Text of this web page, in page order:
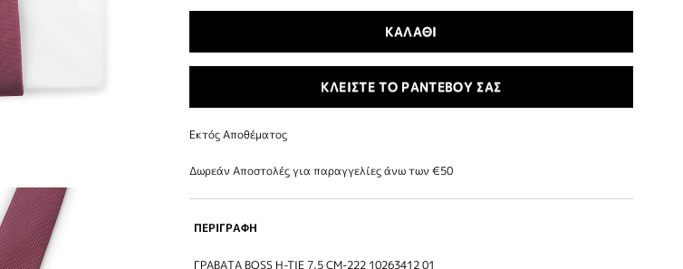
ΚΑΛΑΘΙ
ΚΛΕΙΣΤΕ ΤΟ ΡΑΝΤΕΒΟΥ ΣΑΣ
Εκτός Αποθέματος
Δωρεάν Αποστολές για παραγγελίες άνω των €50
ΠΕΡΙΓΡΑΦΗ
ΓΡΑΒΑΤΑ BOSS H-TIE 7,5 CM-222 10263412 01